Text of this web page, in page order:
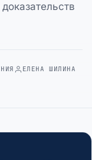
ЕЛЕНА ШИЛИНА